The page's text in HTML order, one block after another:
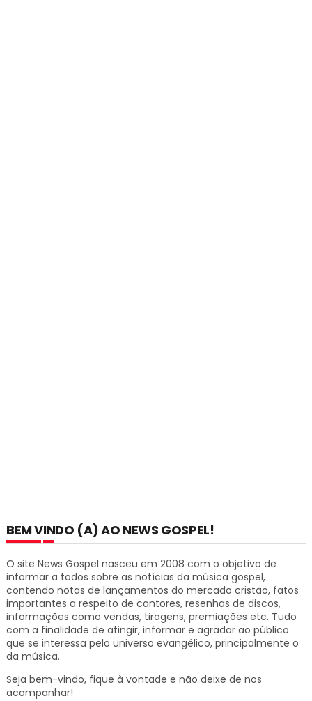
BEM VINDO (A) AO NEWS GOSPEL!
O site News Gospel nasceu em 2008 com o objetivo de
informar a todos sobre as notícias da música gospel,
contendo notas de lançamentos do mercado cristão, fatos
importantes a respeito de cantores, resenhas de discos,
informações como vendas, tiragens, premiações etc. Tudo
com a finalidade de atingir, informar e agradar ao público
que se interessa pelo universo evangélico, principalmente o
da música.
Seja bem-vindo, fique à vontade e não deixe de nos
acompanhar!